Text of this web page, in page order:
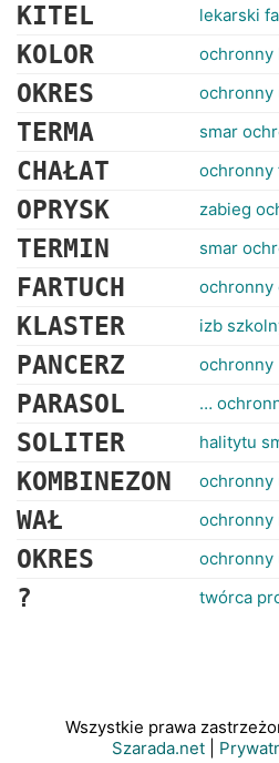
KITEL lekarski
KOLOR ochronny
OKRES ochronny
TERMA smar
CHAŁAT ochronny
OPRYSK zabieg
TERMIN smar
FARTUCH ochronny
KLASTER izb
PANCERZ ochronny
PARASOL …
SOLITER halitytu
KOMBINEZON ochronny
WAŁ ochronny
OKRES ochronny
? twórca
Wszystkie prawa
Szarada.net